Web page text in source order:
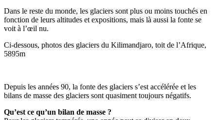
Dans le reste du monde, les glaciers sont plus ou moins touchés en
fonction de leurs altitudes et expositions, mais là aussi la fonte se
voit à l’œil nu.
Ci-dessous, photos des glaciers du Kilimandjaro, toit de l’Afrique,
5895m
Depuis les années 90, la fonte des glaciers s’est accélérée et les
bilans de masse des glaciers sont quasiment toujours négatifs.
Qu’est ce qu’un bilan de masse ?